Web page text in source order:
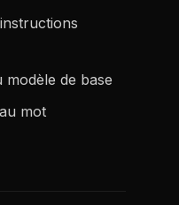
modèle de base
mot